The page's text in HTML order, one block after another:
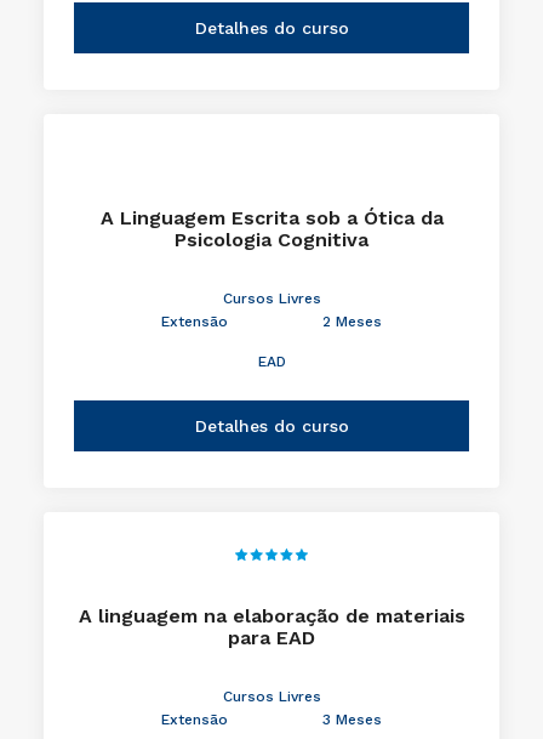
Detalhes do curso
A Linguagem Escrita sob a Ótica da
Psicologia Cognitiva
Cursos Livres
Extensão
2 Meses
EAD
Detalhes do curso
A linguagem na elaboração de materiais
para EAD
Cursos Livres
Extensão
3 Meses